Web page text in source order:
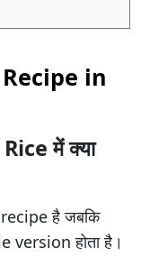
in
में क्या
है जबकि
होता है।